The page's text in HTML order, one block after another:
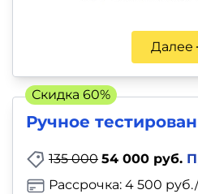
Далее
Ручное
135 000 54 000 руб.
Рассрочка: 4 500
Скидка 60%